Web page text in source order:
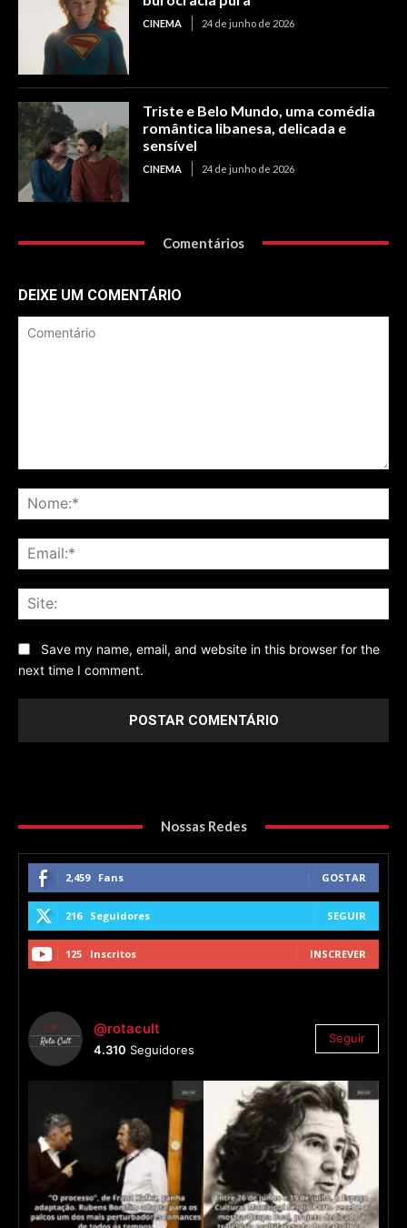
CINEMA 24 de junho de 2026
Triste e Belo Mundo, uma comédia
romântica libanesa, delicada e
sensível
CINEMA 24 de junho de 2026
Comentários
DEIXE UM COMENTÁRIO
Save my name, email, and website in this browser for the
next time I comment.
Nossas Redes
2,459 Fans GOSTAR
216 Seguidores SEGUIR
125 Inscritos INSCREVER
@rotacult
4.310 Seguidores
Seguir